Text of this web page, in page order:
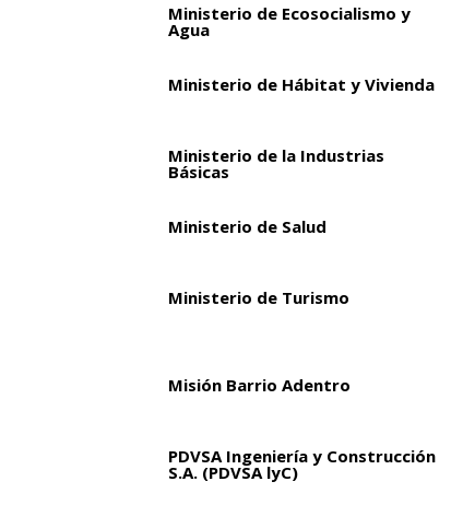
Ministerio de Ecosocialismo y
Agua
Ministerio de Hábitat y Vivienda
Ministerio de la Industrias
Básicas
Ministerio de Salud
Ministerio de Turismo
Misión Barrio Adentro
PDVSA Ingeniería y Construcción
S.A. (PDVSA lyC)